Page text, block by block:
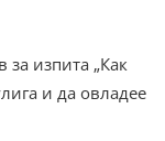
за изпита „Как
и да овладее